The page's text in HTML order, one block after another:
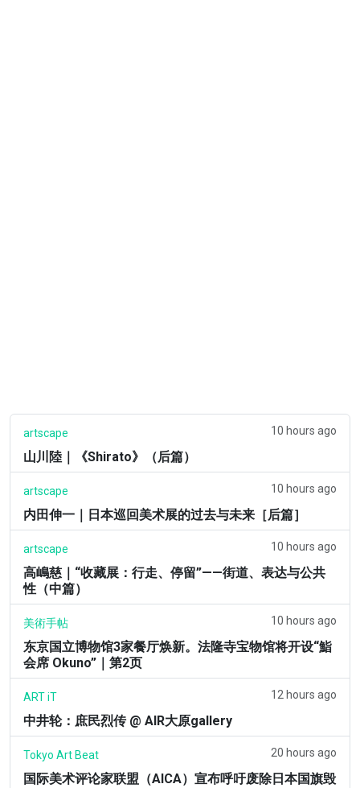
artscape 10 hours ago
山川陸｜《Shirato》（后篇）
artscape 10 hours ago
内田伸一｜日本巡回美术展的过去与未来［后篇］
artscape 10 hours ago
高嶋慈｜“收藏展：行走、停留”——街道、表达与公共
性（中篇）
美術手帖 10 hours ago
东京国立博物馆3家餐厅焕新。法隆寺宝物馆将开设“鮨
会席 Okuno”｜第2页
ART iT 12 hours ago
中井轮：庶民烈传 @ AIR大原gallery
Tokyo Art Beat 20 hours ago
国际美术评论家联盟（AICA）宣布呼吁废除日本国旗毁